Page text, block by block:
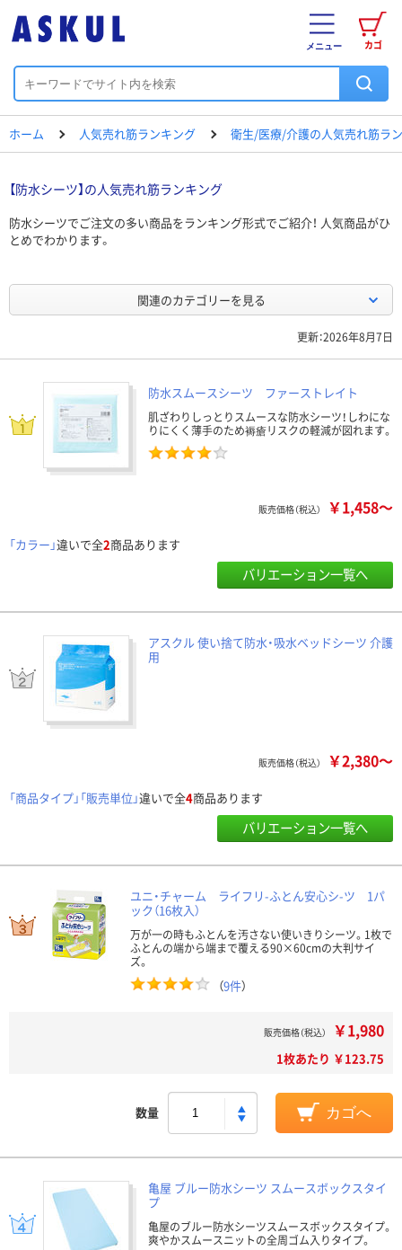
カゴ
メニュー
ホーム 人気売れ筋ランキング 衛生/医療/介護の人気売れ筋ラ
【防水シーツ】の人気売れ筋ランキング
防水シーツでご注文の多い商品をランキング形式でご紹介！ 人気商品がひ
とめでわかります。
関連のカテゴリーを見る
更新：2026年8月7日
防水スムースシーツ ファーストレイト
肌ざわりしっとりスムースな防水シーツ！しわにな
りにくく薄手のため褥瘡リスクの軽減が図れます。
販売価格（税込） ￥1,458～
「カラー」違いで全2商品あります
バリエーション一覧へ
アスクル 使い捨て防水・吸水ベッドシーツ 介護
用
販売価格（税込） ￥2,380～
「商品タイプ」「販売単位」違いで全4商品あります
バリエーション一覧へ
ユニ・チャーム ライフリ-ふとん安心シ-ツ 1パ
ック（16枚入）
万が一の時もふとんを汚さない使いきりシーツ。1枚で
ふとんの端から端まで覆える90×60cmの大判サイ
ズ。
（9件）
販売価格（税込） ￥1,980
1枚あたり ￥123.75
数量 カゴへ
亀屋 ブルー防水シーツ スムースボックスタイ
プ
亀屋のブルー防水シーツスムースボックスタイプ。
爽やかスムースニットの全周ゴム入りタイプ。